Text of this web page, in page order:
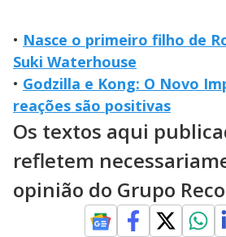
• Nasce o primeiro filho de
Suki Waterhouse
• Godzilla e Kong: O Novo
reações são positivas
Os textos aqui
refletem
opinião do Grupo